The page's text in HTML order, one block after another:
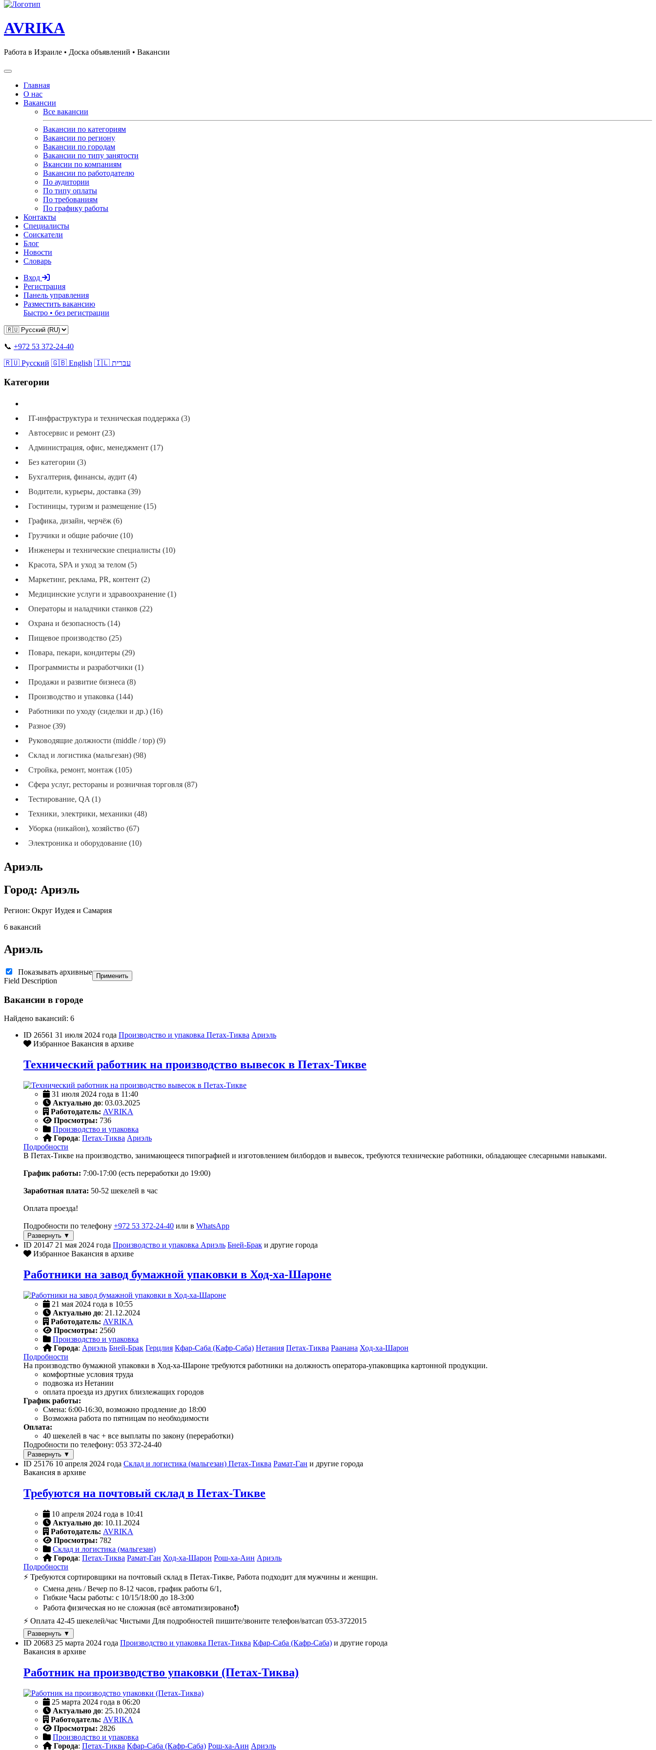
AVRIKA
Работа в Израиле • Доска объявлений • Вакансии
Главная
О нас
Вакансии
Все вакансии
Вакансии по категориям
Вакансии по региону
Вакансии по городам
Вакансии по типу занятости
Вкансии по компаниям
Вакансии по работодателю
По аудитории
По типу оплаты
По требованиям
По графику работы
Контакты
Специалисты
Соискатели
Блог
Новости
Словарь
Вход
Регистрация
Панель управления
Разместить вакансию
Быстро • без регистрации
📞 +972 53 372-24-40
🇷🇺 Русский 🇬🇧 English 🇮🇱 עברית
Категории
IT-инфраструктура и техническая поддержка (3)
Автосервис и ремонт (23)
Администрация, офис, менеджмент (17)
Без категории (3)
Бухгалтерия, финансы, аудит (4)
Водители, курьеры, доставка (39)
Гостиницы, туризм и размещение (15)
Графика, дизайн, черчёж (6)
Грузчики и общие рабочие (10)
Инженеры и технические специалисты (10)
Красота, SPA и уход за телом (5)
Маркетинг, реклама, PR, контент (2)
Медицинские услуги и здравоохранение (1)
Операторы и наладчики станков (22)
Охрана и безопасность (14)
Пищевое производство (25)
Повара, пекари, кондитеры (29)
Программисты и разработчики (1)
Продажи и развитие бизнеса (8)
Производство и упаковка (144)
Работники по уходу (сиделки и др.) (16)
Разное (39)
Руководящие должности (middle / top) (9)
Склад и логистика (мальгезан) (98)
Стройка, ремонт, монтаж (105)
Сфера услуг, рестораны и розничная торговля (87)
Тестирование, QA (1)
Техники, электрики, механики (48)
Уборка (никайон), хозяйство (67)
Электроника и оборудование (10)
Ариэль
Город: Ариэль
Регион: Округ Иудея и Самария
6 вакансий
Ариэль
Показывать архивные
Field Description
Применить
Вакансии в городе
Найдено вакансий: 6
ID 26561 31 июля 2024 года Производство и упаковка Петах-Тиква Ариэль
Избранное Вакансия в архиве
Технический работник на производство вывесок в Петах-Тикве
31 июля 2024 года в 11:40
Актуально до: 03.03.2025
Работодатель: AVRIKA
Просмотры: 736
Производство и упаковка
Города: Петах-Тиква Ариэль
Подробности
В Петах-Тикве на производство, занимающееся типографией и изготовлением билбордов и вывесок, требуются технические работники, обладающее слесарными навыками.
График работы: 7:00-17:00 (есть переработки до 19:00)
Заработная плата: 50-52 шекелей в час
Оплата проезда!
Подробности по телефону +972 53 372-24-40 или в WhatsApp
Развернуть ▼
ID 20147 21 мая 2024 года Производство и упаковка Ариэль Бней-Брак и другие города
Избранное Вакансия в архиве
Работники на завод бумажной упаковки в Ход-ха-Шароне
21 мая 2024 года в 10:55
Актуально до: 21.12.2024
Работодатель: AVRIKA
Просмотры: 2560
Производство и упаковка
Города: Ариэль Бней-Брак Герцлия Кфар-Саба (Кафр-Саба) Нетания Петах-Тиква Раанана Ход-ха-Шарон
Подробности
На производство бумажной упаковки в Ход-ха-Шароне требуются работники на должность оператора-упаковщика картонной продукции.
комфортные условия труда
подвозка из Нетании
оплата проезда из других близлежащих городов
График работы:
Смена: 6:00-16:30, возможно продление до 18:00
Возможна работа по пятницам по необходимости
Оплата:
40 шекелей в час + все выплаты по закону (переработки)
Подробности по телефону: 053 372-24-40
Развернуть ▼
ID 25176 10 апреля 2024 года Склад и логистика (мальгезан) Петах-Тиква Рамат-Ган и другие города
Вакансия в архиве
Требуются на почтовый склад в Петах-Тикве
10 апреля 2024 года в 10:41
Актуально до: 10.11.2024
Работодатель: AVRIKA
Просмотры: 782
Склад и логистика (мальгезан)
Города: Петах-Тиква Рамат-Ган Ход-ха-Шарон Рош-ха-Аин Ариэль
Подробности
⚡️ Требуются сортировщики на почтовый склад в Петах-Тикве, Работа подходит для мужчины и женщин.
Смена день / Вечер по 8-12 часов, график работы 6/1,
Гибкие Часы работы: с 10/15/18:00 до 18-3:00
Работа физическая но не сложная (всё автоматизировано❗️)
⚡️ Оплата 42-45 шекелей/час Чистыми Для подробностей пишите/звоните телефон/ватсап 053-3722015
Развернуть ▼
ID 20683 25 марта 2024 года Производство и упаковка Петах-Тиква Кфар-Саба (Кафр-Саба) и другие города
Вакансия в архиве
Работник на производство упаковки (Петах-Тиква)
25 марта 2024 года в 06:20
Актуально до: 25.10.2024
Работодатель: AVRIKA
Просмотры: 2826
Производство и упаковка
Города: Петах-Тиква Кфар-Саба (Кафр-Саба) Рош-ха-Аин Ариэль